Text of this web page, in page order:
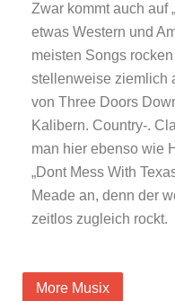
Zwar kommt auch auf
etwas Western und
meisten Songs
stellenweise ziemlich
von Three Doors
Kalibern. Country-.
man hier ebenso wie
„Dont Mess With
Meade an, denn der
zeitlos zugleich rockt.
More Musix